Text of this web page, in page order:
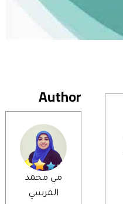
Author
مي محمد
المرسي